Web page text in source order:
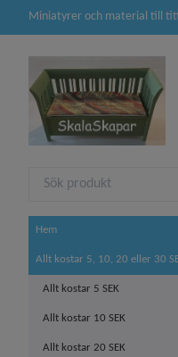
Miniatyrer och material till
Hem
Allt kostar 5, 10, 20 eller 30
Allt kostar 5 SEK
Allt kostar 10 SEK
Allt kostar 20 SEK